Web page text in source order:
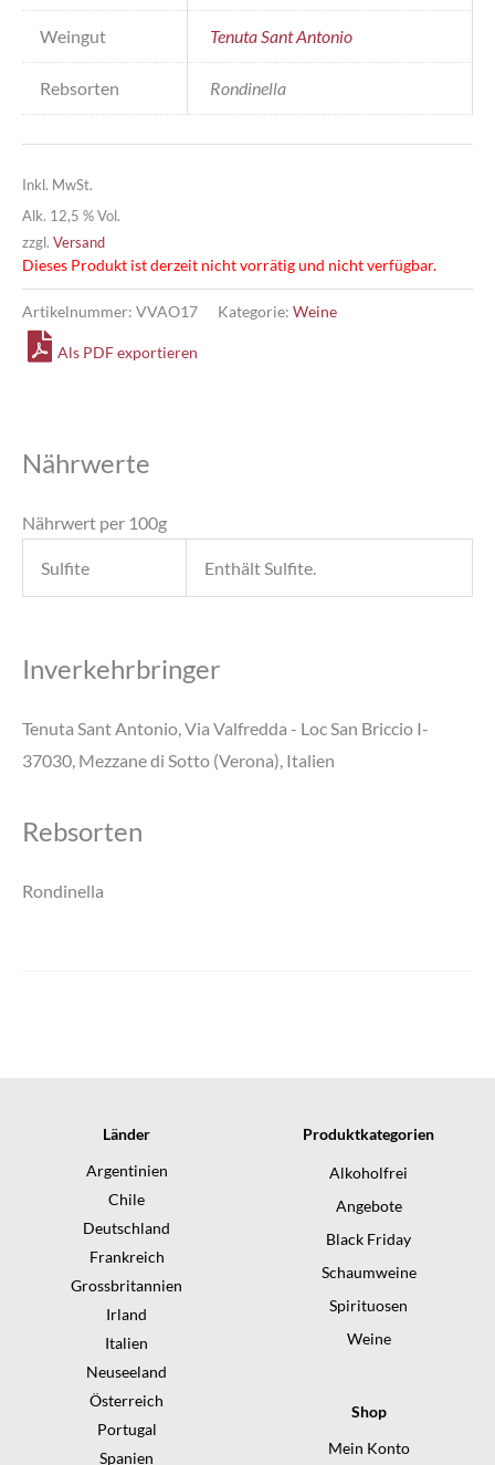
Weingut Tenuta Sant Antonio
Rebsorten Rondinella
Inkl. MwSt.
Alk. 12,5 % Vol.
zzgl. Versand
Dieses Produkt ist derzeit nicht vorrätig und nicht verfügbar.
Artikelnummer: VVAO17 Kategorie: Weine
Als PDF exportieren
Nährwerte
Nährwert per 100g
Sulfite Enthält Sulfite.
Inverkehrbringer
Tenuta Sant Antonio, Via Valfredda - Loc San Briccio I-
37030, Mezzane di Sotto (Verona), Italien
Rebsorten
Rondinella
Länder
Argentinien
Chile
Deutschland
Frankreich
Grossbritannien
Irland
Italien
Neuseeland
Österreich
Portugal
Spanien
Produktkategorien
Alkoholfrei
Angebote
Black Friday
Schaumweine
Spirituosen
Weine
Shop
Mein Konto